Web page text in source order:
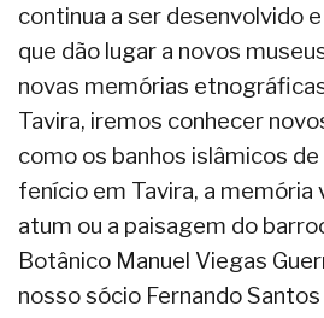
continua a ser desenvolvido
que dão lugar a novos
novas memórias
Tavira, iremos conhecer
como os banhos islâmicos
fenício em Tavira, a memória
atum ou a paisagem do
Botânico Manuel Viegas
nosso sócio Fernando